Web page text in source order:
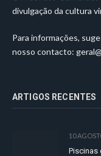
divulgação da cultura
Para informações,
nosso contacto:
ARTIGOS RECENTES
10
Piscinas